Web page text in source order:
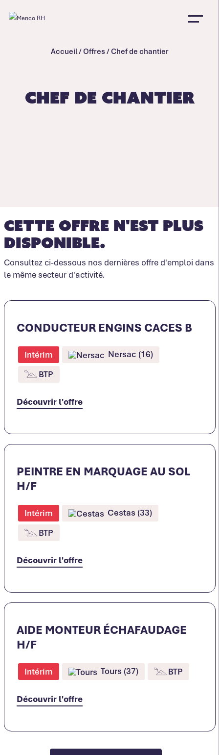
Accueil/Offres/Chef de chantier
Chef de chantier
Cette offre n'est plus
disponible.
Consultez ci-dessous nos dernières offre d'emploi dans
le même secteur d'activité.
CONDUCTEUR ENGINS CACES B
Intérim
Nersac (16)
BTP
Découvrir l'offre
PEINTRE EN MARQUAGE AU SOL
H/F
Intérim
Cestas (33)
BTP
Découvrir l'offre
AIDE MONTEUR ÉCHAFAUDAGE
H/F
Intérim Tours (37) BTP
Découvrir l'offre